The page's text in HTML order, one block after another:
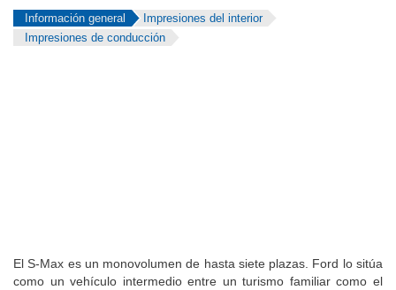
Información general
Impresiones del interior
Impresiones de conducción
El S-Max es un monovolumen de hasta siete plazas. Ford lo sitúa
como un vehículo intermedio entre un turismo familiar como el